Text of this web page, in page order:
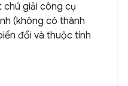
chú giải công cụ
(không có thành
đổi và thuộc tính